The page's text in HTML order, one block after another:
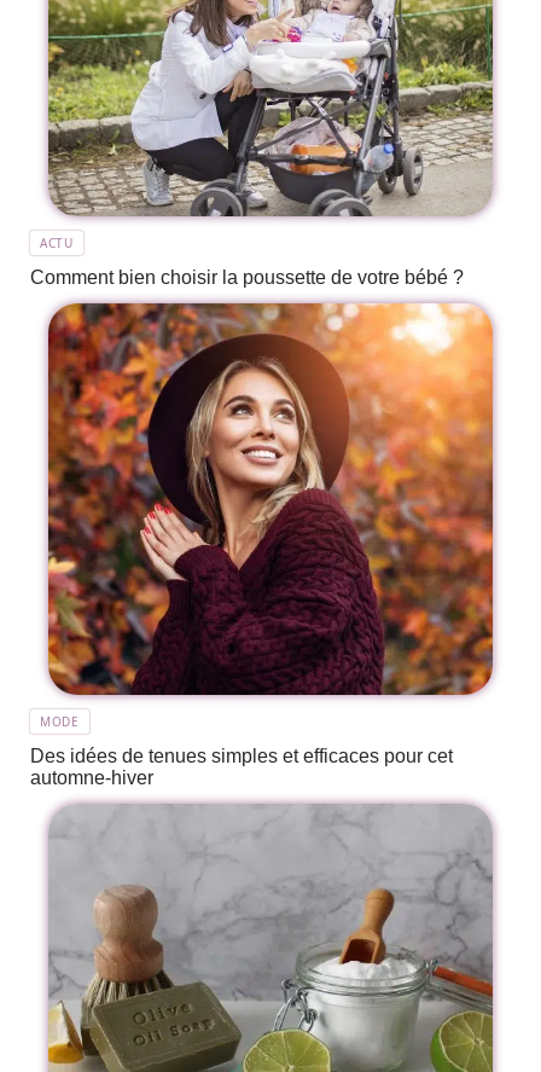
ACTU
Comment bien choisir la poussette de votre bébé ?
MODE
Des idées de tenues simples et efficaces pour cet
automne-hiver